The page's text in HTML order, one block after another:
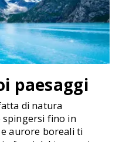
paesaggi
di natura
spingersi fino in
e aurore boreali ti